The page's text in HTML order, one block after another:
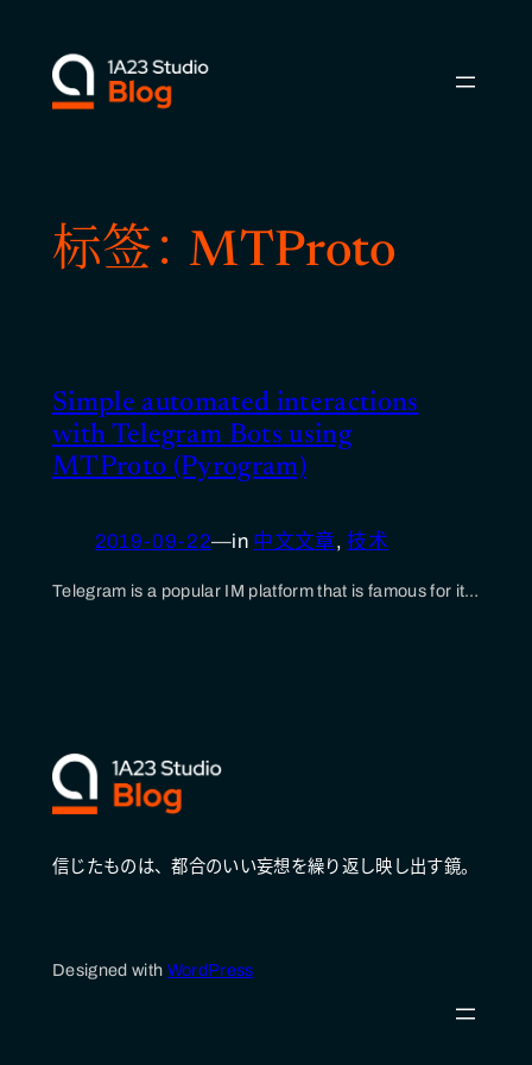
标签：MTProto
Simple automated interactions
with Telegram Bots using
MTProto (Pyrogram)
2019-09-22—in 中文文章, 技术
Telegram is a popular IM platform that is famous for it…
信じたものは、都合のいい妄想を繰り返し映し出す鏡。
Designed with WordPress